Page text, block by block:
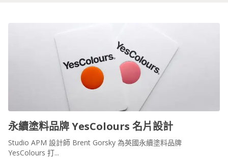
永續塗料品牌 YesColours 名片設計
Studio APM 設計師 Brent Gorsky 為英國永續塗料品牌
YesColours 打...